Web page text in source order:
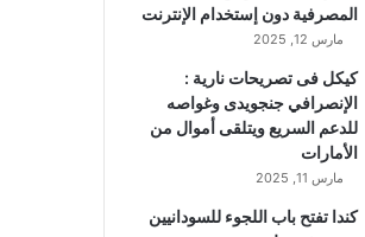
المصرفية دون إستخدام الإنترنت
مارس 12, 2025
كيكل فى تصريحات نارية :
الإنصرافي جنجويدى وغواصه
للدعم السريع ويتلقى أموال من
الأمارات
مارس 11, 2025
كندا تفتح باب اللجوء للسودانيين